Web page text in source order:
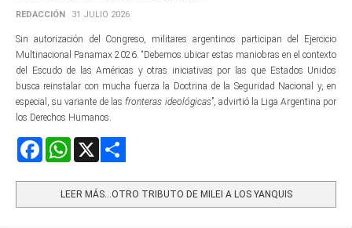
REDACCIÓN 31 JULIO 2026
Sin autorización del Congreso, militares argentinos participan del Ejercicio
Multinacional Panamax 2026. “Debemos ubicar estas maniobras en el contexto
del Escudo de las Américas y otras iniciativas por las que Estados Unidos
busca reinstalar con mucha fuerza la Doctrina de la Seguridad Nacional y, en
especial, su variante de lasfronteras ideológicas”, advirtió la Liga Argentina por
los Derechos Humanos.
FacebookWhatsApp
LEER MÁS…OTRO TRIBUTO DE MILEI A LOS YANQUIS